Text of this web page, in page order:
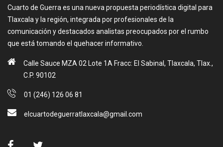
Cuarto de Guerra es una nueva propuesta periodística digital para
Tlaxcala y la región, integrada por profesionales de la
comunicación y destacados analistas preocupados por el rumbo
que está tomando el quehacer informativo.
Calle Sauce MZA 02 Lote 1A Fracc: El Sabinal, Tlaxcala, Tlax.,
C.P. 90102
01 (246) 126 06 81
elcuartodeguerratlaxcala@gmail.com